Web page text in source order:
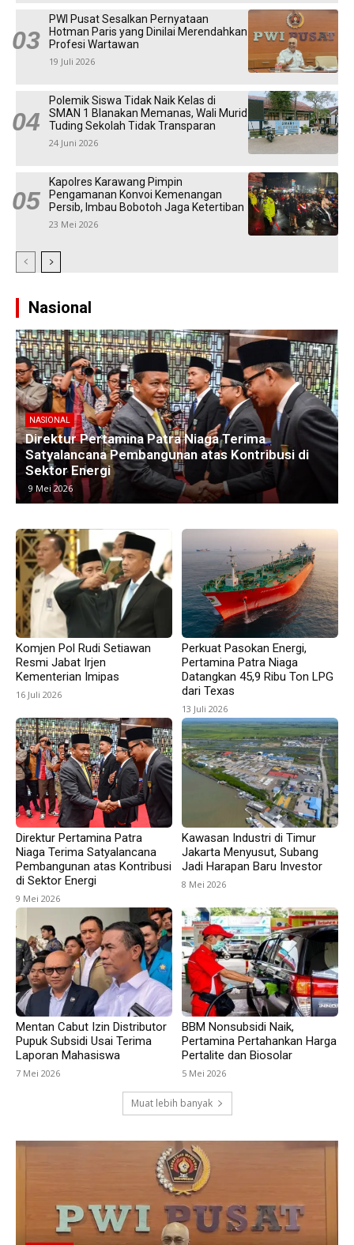
PWI Pusat Sesalkan Pernyataan
Hotman Paris yang Dinilai Merendahkan
Profesi Wartawan
19 Juli 2026
Polemik Siswa Tidak Naik Kelas di
SMAN 1 Blanakan Memanas, Wali Murid
Tuding Sekolah Tidak Transparan
24 Juni 2026
Kapolres Karawang Pimpin
Pengamanan Konvoi Kemenangan
Persib, Imbau Bobotoh Jaga Ketertiban
23 Mei 2026
Nasional
NASIONAL
Kawasan Industri di Timur Jakarta Menyusut,
Subang Jadi Harapan Baru Investor
8 Mei 2026
Komjen Pol Rudi Setiawan
Resmi Jabat Irjen
Kementerian Imipas
16 Juli 2026
Perkuat Pasokan Energi,
Pertamina Patra Niaga
Datangkan 45,9 Ribu Ton LPG
dari Texas
13 Juli 2026
Direktur Pertamina Patra
Niaga Terima Satyalancana
Pembangunan atas Kontribusi
di Sektor Energi
9 Mei 2026
Kawasan Industri di Timur
Jakarta Menyusut, Subang
Jadi Harapan Baru Investor
8 Mei 2026
Mentan Cabut Izin Distributor
Pupuk Subsidi Usai Terima
Laporan Mahasiswa
7 Mei 2026
BBM Nonsubsidi Naik,
Pertamina Pertahankan Harga
Pertalite dan Biosolar
5 Mei 2026
Muat lebih banyak